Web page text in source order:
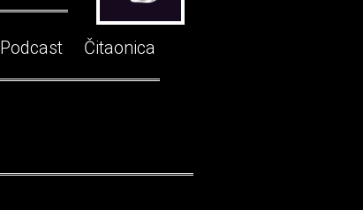
Podcast Čitaonica